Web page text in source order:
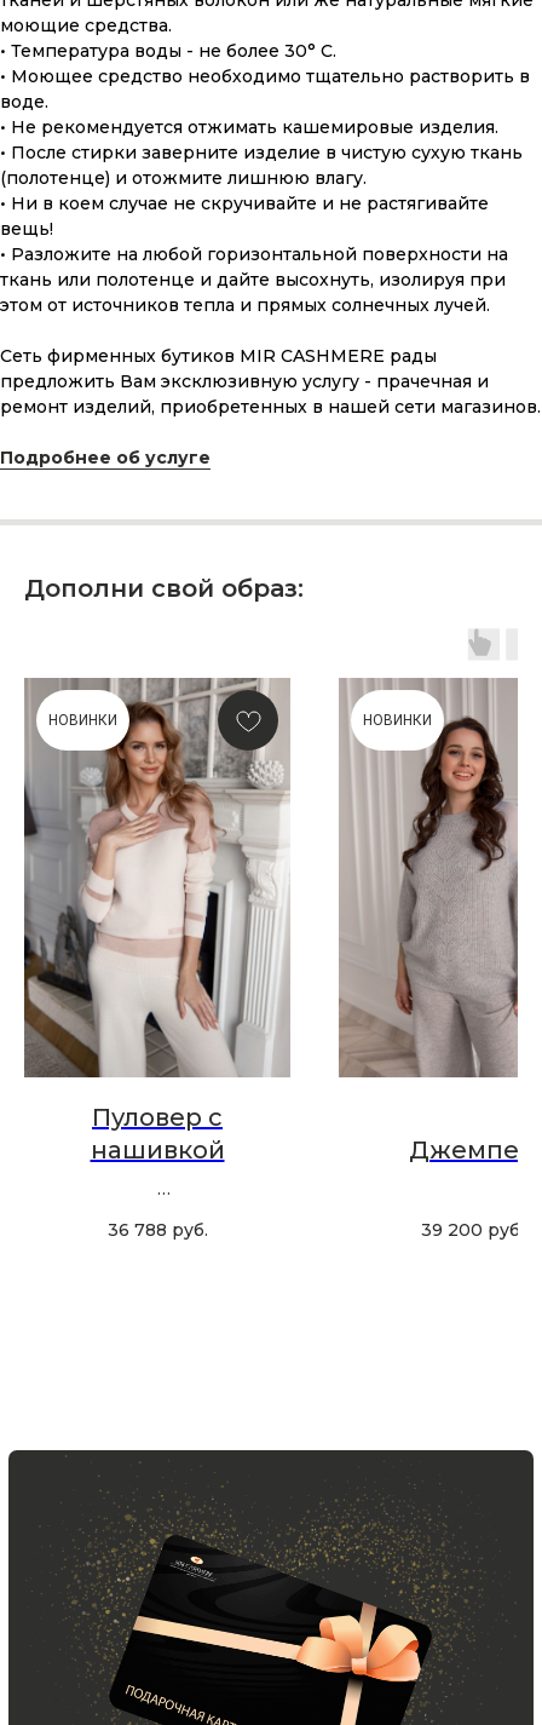
моющие средства.
• Температура воды - не более 30° С.
• Моющее средство необходимо тщательно растворить в
воде.
• Не рекомендуется отжимать кашемировые изделия.
• После стирки заверните изделие в чистую сухую ткань
(полотенце) и отожмите лишнюю влагу.
• Ни в коем случае не скручивайте и не растягивайте
вещь!
• Разложите на любой горизонтальной поверхности на
ткань или полотенце и дайте высохнуть, изолируя при
этом от источников тепла и прямых солнечных лучей.
Сеть фирменных бутиков MIR CASHMERE рады
предложить Вам эксклюзивную услугу - прачечная и
ремонт изделий, приобретенных в нашей сети магазинов.
Подробнее об услуге
Дополни свой образ:
НОВИНКИ
Пуловер с
нашивкой
36 788 руб.
НОВИНКИ
Джемпер
39 200 руб.
ПОДАРОЧНАЯ КАРТА
Что может быть лучше подарка,
сделанного с любовью, теплом
Скидка 10% за подписку
на Телеграм канал
Хотите быть в курсе всех новинок
и акций, подпишитесь на email рассылку
Ваш e-mail
Подписаться
Новинки, акции, подарки
и модный журнал — всё это
в нашем телеграмм канале:
MIR CASHMERE Official
ООО «МИР КАШЕМИРА» © 2023